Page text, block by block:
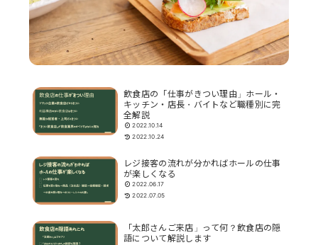
飲食店の「仕事がきつい理由」ホール・
キッチン・店長・バイトなど職種別に完
全解説
2022.10.14
2022.10.24
レジ接客の流れが分かればホールの仕事
が楽しくなる
2022.06.17
2022.07.05
「太郎さんご来店」って何？飲食店の隠
語について解説します